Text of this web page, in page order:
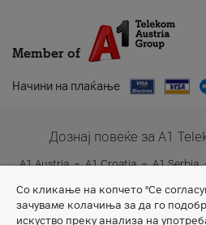
Member of
Начини на плаќање
Дознај повеќе за A1
A1 Austria A1 Croatia A1 Serbia
Со кликање на копчето "Се
зачуваме колачиња за да го
искуство преку анализа на